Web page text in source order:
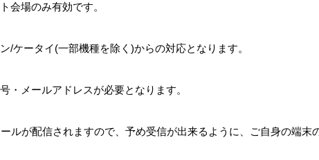
会場のみ有効です。
ケータイ(一部機種を除く)からの対応となります。
メールアドレスが必要となります。
ルが配信されますので、予め受信が出来るように、ご自身の端末